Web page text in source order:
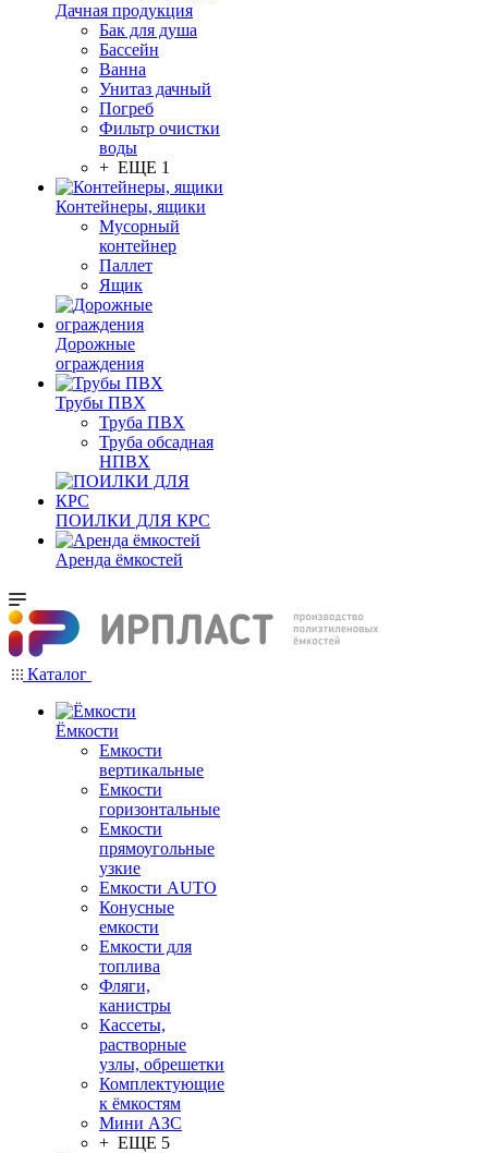
Дачная продукция
Бак для душа
Бассейн
Ванна
Унитаз дачный
Погреб
Фильтр очистки
воды
+ ЕЩЕ 1
Контейнеры, ящики
Мусорный
контейнер
Паллет
Ящик
Дорожные
ограждения
Трубы ПВХ
Труба ПВХ
Труба обсадная
НПВХ
ПОИЛКИ ДЛЯ КРС
Аренда ёмкостей
Каталог
Ёмкости
Емкости
вертикальные
Емкости
горизонтальные
Емкости
прямоугольные
узкие
Емкости АUТО
Конусные
емкости
Емкости для
топлива
Фляги,
канистры
Кассеты,
растворные
узлы, обрешетки
Комплектующие
к ёмкостям
Мини АЗС
+ ЕЩЕ 5